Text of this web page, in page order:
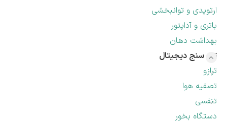
ارتوپدی و توانبخشی
باتری و آداپتور
بهداشت دهان
تب سنج دیجیتال
ترازو
تصفیه هوا
تنفسی
دستگاه بخور